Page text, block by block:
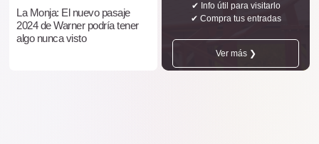
La Monja: El nuevo pasaje
2024 de Warner podría tener
algo nunca visto
✔ Info útil para visitarlo
✔ Compra tus entradas
Ver más ❯